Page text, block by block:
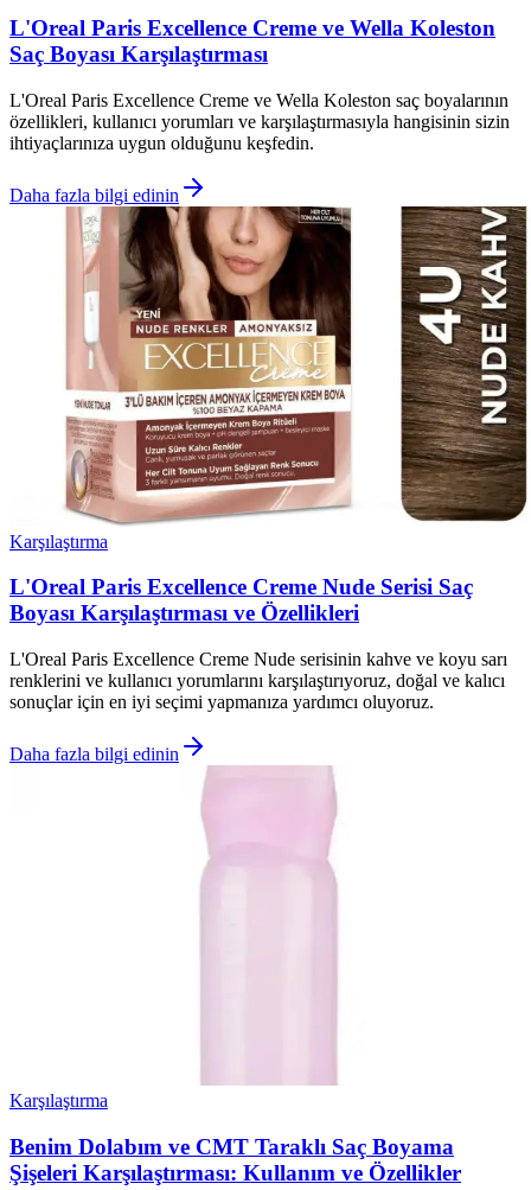
L'Oreal Paris Excellence Creme ve Wella Koleston
Saç Boyası Karşılaştırması
L'Oreal Paris Excellence Creme ve Wella Koleston saç boyalarının
özellikleri, kullanıcı yorumları ve karşılaştırmasıyla hangisinin sizin
ihtiyaçlarınıza uygun olduğunu keşfedin.
Daha fazla bilgi edinin
Karşılaştırma
L'Oreal Paris Excellence Creme Nude Serisi Saç
Boyası Karşılaştırması ve Özellikleri
L'Oreal Paris Excellence Creme Nude serisinin kahve ve koyu sarı
renklerini ve kullanıcı yorumlarını karşılaştırıyoruz, doğal ve kalıcı
sonuçlar için en iyi seçimi yapmanıza yardımcı oluyoruz.
Daha fazla bilgi edinin
Karşılaştırma
Benim Dolabım ve CMT Taraklı Saç Boyama
Şişeleri Karşılaştırması: Kullanım ve Özellikler